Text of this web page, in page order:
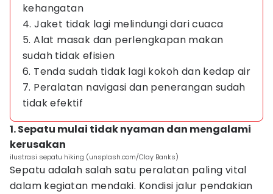
kehangatan
4. Jaket tidak lagi melindungi dari cuaca
5. Alat masak dan perlengkapan makan
sudah tidak efisien
6. Tenda sudah tidak lagi kokoh dan kedap air
7. Peralatan navigasi dan penerangan sudah
tidak efektif
1. Sepatu mulai tidak nyaman dan mengalami
kerusakan
ilustrasi sepatu hiking (unsplash.com/Clay Banks)
Sepatu adalah salah satu peralatan paling vital
dalam kegiatan mendaki. Kondisi jalur pendakian